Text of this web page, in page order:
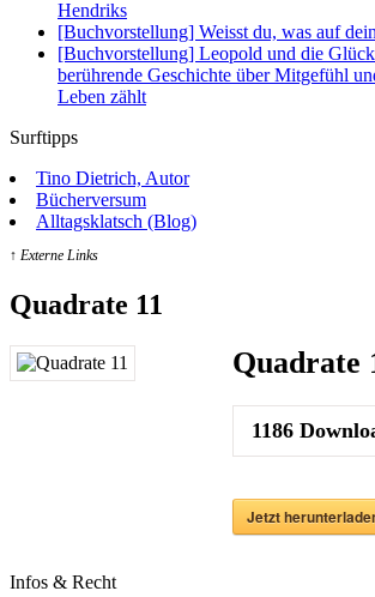
Hendriks
[Buchvorstellung] Weisst du, was auf
[Buchvorstellung] Leopold und die
berührende Geschichte über Mitgefühl
Leben zählt
Surftipps
Tino Dietrich, Autor
Bücherversum
Alltagsklatsch (Blog)
↑ Externe Links
Quadrate 11
Quadrate
1186
Jetzt
Infos & Recht